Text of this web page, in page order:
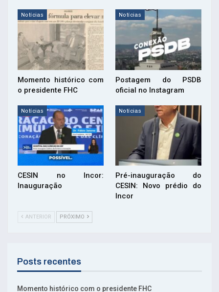
Notícias
Momento histórico com
o presidente FHC
Notícias
Postagem do PSDB
oficial no Instagram
Notícias
CESIN no Incor:
Inauguração
Notícias
Pré-inauguração do
CESIN: Novo prédio do
Incor
ANTERIOR PRÓXIMO
Posts recentes
Momento histórico com o presidente FHC